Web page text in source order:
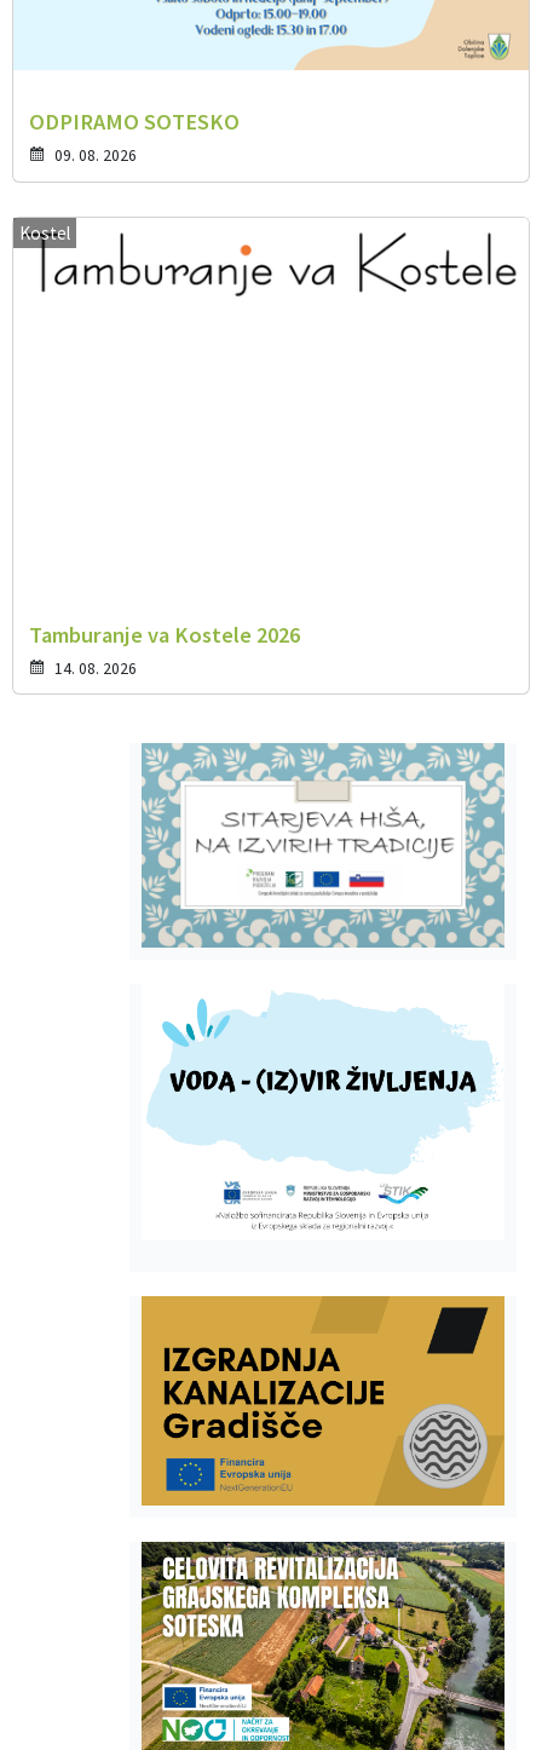
ODPIRAMO SOTESKO
09. 08. 2026
Kostel
Tamburanje va Kostele 2026
14. 08. 2026